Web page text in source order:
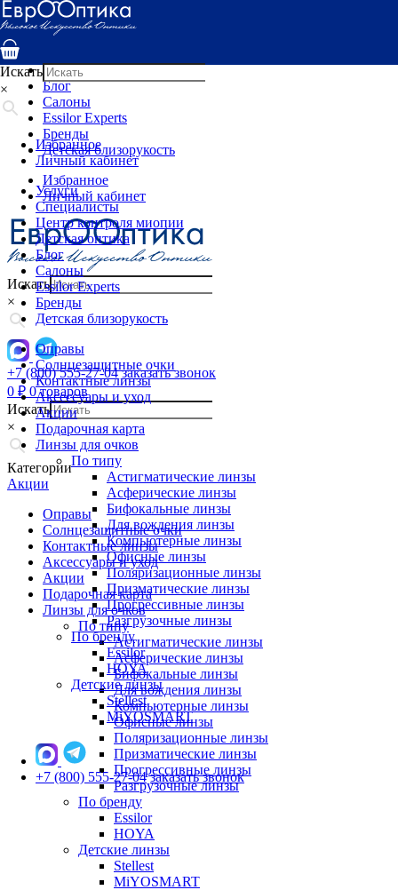
Услуги
Специалисты
Детская оптика
Блог
Салоны
Essilor Experts
Бренды
Детская близорукость
Избранное
Личный кабинет
Искать
×
+7 (800) 555-27-04 заказать звонок
0 ₽ 0 товаров
Искать
×
Категории
Акции
Оправы
Солнцезащитные очки
Контактные линзы
Аксессуары и уход
Акции
Подарочная карта
Линзы для очков
По типу
Астигматические линзы
Асферические линзы
Бифокальные линзы
Для вождения линзы
Компьютерные линзы
Офисные линзы
Поляризационные линзы
Призматические линзы
Прогрессивные линзы
Разгрузочные линзы
По бренду
Essilor
HOYA
Детские линзы
Stellest
MiYOSMART
Искать
×
Избранное
Личный кабинет
Услуги
Специалисты
Центр контроля миопии
Детская оптика
Блог
Салоны
Essilor Experts
Бренды
Детская близорукость
Оправы
Солнцезащитные очки
Контактные линзы
Аксессуары и уход
Акции
Подарочная карта
Линзы для очков
По типу
Астигматические линзы
Асферические линзы
Бифокальные линзы
Для вождения линзы
Компьютерные линзы
Офисные линзы
Поляризационные линзы
Призматические линзы
Прогрессивные линзы
Разгрузочные линзы
По бренду
Essilor
HOYA
Детские линзы
Stellest
MiYOSMART
+7 (800) 555-27-04 заказать звонок